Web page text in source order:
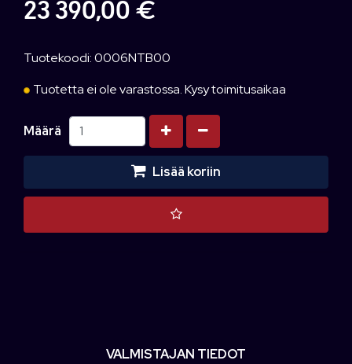
23 390,00 €
Tuotekoodi: 0006NTB00
Tuotetta ei ole varastossa. Kysy toimitusaikaa
Määrä Kasvata määrää
Vähennä määrää
Lisää koriin
VALMISTAJAN TIEDOT